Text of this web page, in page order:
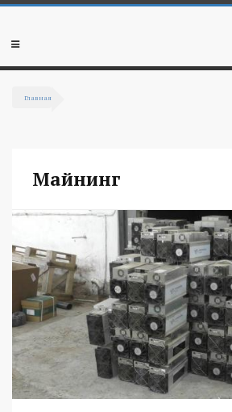
Перейти к основному содержанию
Мобильное
Главная
Майнинг